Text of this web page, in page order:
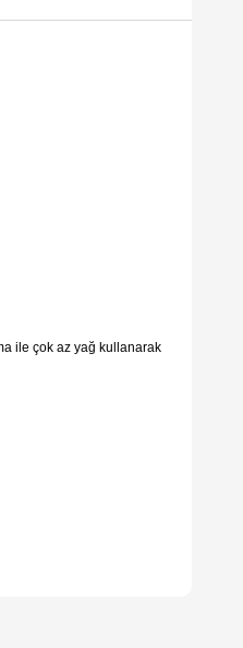
ile çok az yağ kullanarak